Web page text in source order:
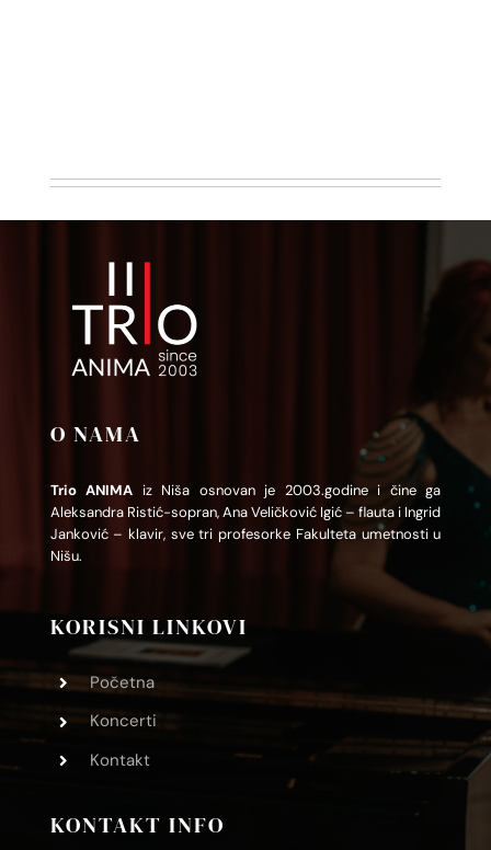
O NAMA
Trio ANIMA iz Niša osnovan je 2003.godine i čine ga
Aleksandra Ristić-sopran, Ana Veličković Igić – flauta i Ingrid
Janković – klavir, sve tri profesorke Fakulteta umetnosti u
Nišu.
KORISNI LINKOVI
Početna
Koncerti
Kontakt
KONTAKT INFO